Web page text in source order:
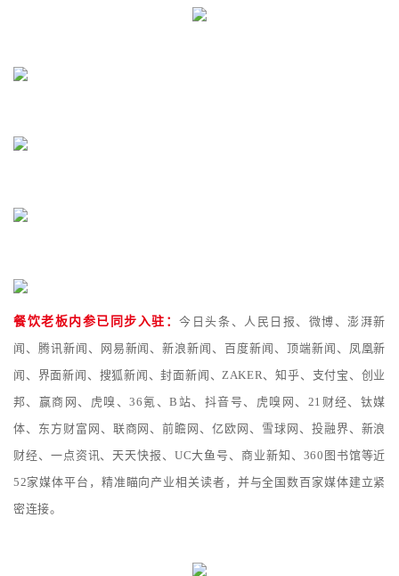
餐饮老板内参已同步入驻：今日头条、人民日报、微博、澎湃新
闻、腾讯新闻、网易新闻、新浪新闻、百度新闻、顶端新闻、凤凰新
闻、界面新闻、搜狐新闻、封面新闻、ZAKER、知乎、支付宝、创业
邦、赢商网、虎嗅、36氪、B站、抖音号、虎 嗅网、21财经、钛媒
体、东方财富网、联商网、前瞻网、亿欧网、雪球网、投融界、新浪
财经、一点资讯、天天快报、UC大鱼号、商业新知、360图书馆等近
52家媒体平台，精准瞄向产业相关读者，并与全国数百家媒体建立紧
密连接。